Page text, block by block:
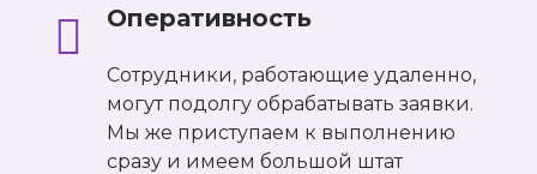
Оперативность
Сотрудники, работающие удаленно,
могут подолгу обрабатывать заявки.
Мы же приступаем к выполнению
сразу и имеем большой штат